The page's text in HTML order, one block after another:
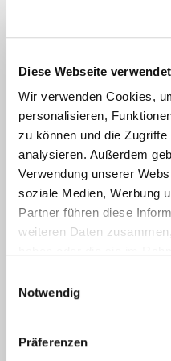
Diese Webseite
Wir verwenden Cookies,
personalisieren,
zu können und die
analysieren. Außerdem
Verwendung unserer
soziale Medien, Werbung
Partner führen diese
weiteren Daten
Notwendig
Präferenzen
medizinischer
Volker Hess (Berlin)
10:30-12 Uhr
Aufschreiben und
‚Korrespondenzen’
Schrift im Fall von
Bettina Bock v.
…“ Ein Vortrag zu